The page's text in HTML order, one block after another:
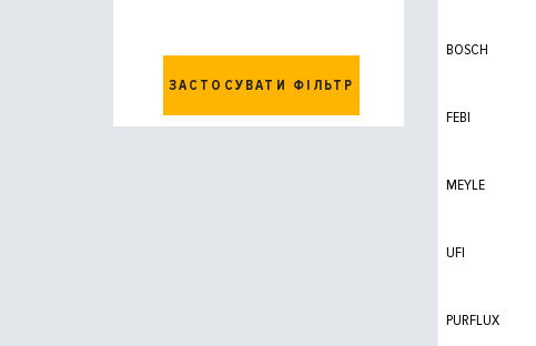
ЗАСТОСУВАТИ ФІЛЬТР
BOSCH
FEBI
MEYLE
UFI
PURFLUX